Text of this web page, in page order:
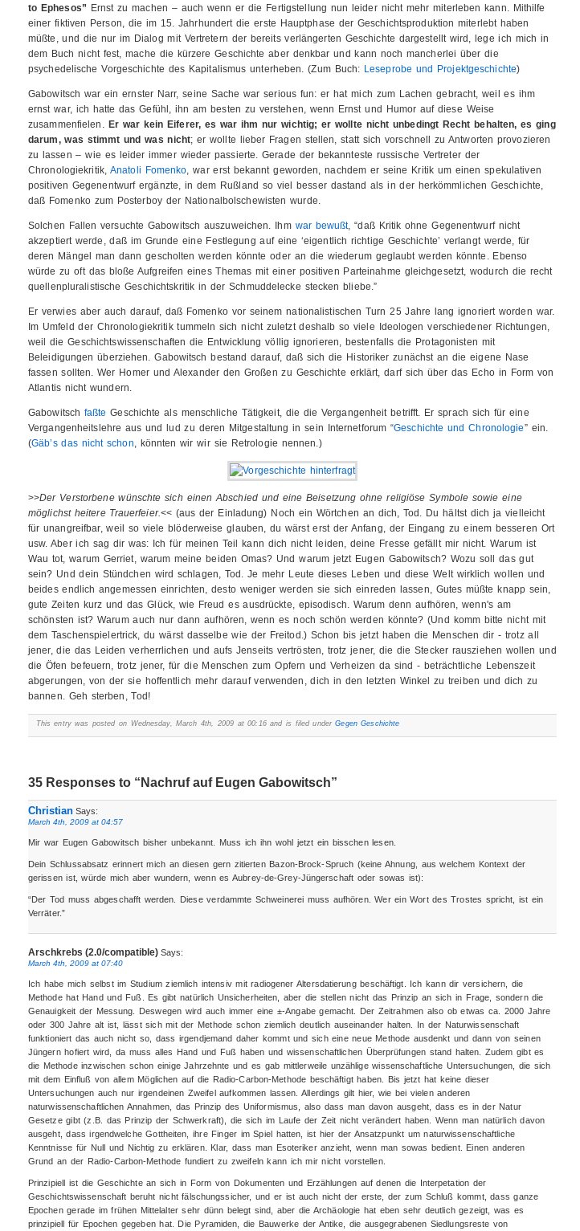
to Ephesos” Ernst zu machen – auch wenn er die Fertigstellung nun leider nicht mehr miterleben kann. Mithilfe
einer fiktiven Person, die im 15. Jahrhundert die erste Hauptphase der Geschichtsproduktion miterlebt haben
müßte, und die nur im Dialog mit Vertretern der bereits verlängerten Geschichte dargestellt wird, lege ich mich in
dem Buch nicht fest, mache die kürzere Geschichte aber denkbar und kann noch mancherlei über die
psychedelische Vorgeschichte des Kapitalismus unterheben. (Zum Buch: Leseprobe und Projektgeschichte)
Gabowitsch war ein ernster Narr, seine Sache war serious fun: er hat mich zum Lachen gebracht, weil es ihm
ernst war, ich hatte das Gefühl, ihn am besten zu verstehen, wenn Ernst und Humor auf diese Weise
zusammenfielen. Er war kein Eiferer, es war ihm nur wichtig; er wollte nicht unbedingt Recht behalten, es ging
darum, was stimmt und was nicht; er wollte lieber Fragen stellen, statt sich vorschnell zu Antworten provozieren
zu lassen – wie es leider immer wieder passierte. Gerade der bekannteste russische Vertreter der
Chronologiekritik, Anatoli Fomenko, war erst bekannt geworden, nachdem er seine Kritik um einen spekulativen
positiven Gegenentwurf ergänzte, in dem Rußland so viel besser dastand als in der herkömmlichen Geschichte,
daß Fomenko zum Posterboy der Nationalbolschewisten wurde.
Solchen Fallen versuchte Gabowitsch auszuweichen. Ihm war bewußt, “daß Kritik ohne Gegenentwurf nicht
akzeptiert werde, daß im Grunde eine Festlegung auf eine ‘eigentlich richtige Geschichte’ verlangt werde, für
deren Mängel man dann gescholten werden könnte oder an die wiederum geglaubt werden könnte. Ebenso
würde zu oft das bloße Aufgreifen eines Themas mit einer positiven Parteinahme gleichgesetzt, wodurch die recht
quellenpluralistische Geschichtskritik in der Schmuddelecke stecken bliebe.”
Er verwies aber auch darauf, daß Fomenko vor seinem nationalistischen Turn 25 Jahre lang ignoriert worden war.
Im Umfeld der Chronologiekritik tummeln sich nicht zuletzt deshalb so viele Ideologen verschiedener Richtungen,
weil die Geschichtswissenschaften die Entwicklung völlig ignorieren, bestenfalls die Protagonisten mit
Beleidigungen überziehen. Gabowitsch bestand darauf, daß sich die Historiker zunächst an die eigene Nase
fassen sollten. Wer Homer und Alexander den Großen zu Geschichte erklärt, darf sich über das Echo in Form von
Atlantis nicht wundern.
Gabowitsch faßte Geschichte als menschliche Tätigkeit, die die Vergangenheit betrifft. Er sprach sich für eine
Vergangenheitslehre aus und lud zu deren Mitgestaltung in sein Internetforum “Geschichte und Chronologie” ein.
(Gäb’s das nicht schon, könnten wir wir sie Retrologie nennen.)
>>Der Verstorbene wünschte sich einen Abschied und eine Beisetzung ohne religiöse Symbole sowie eine
möglichst heitere Trauerfeier.<< (aus der Einladung) Noch ein Wörtchen an dich, Tod. Du hältst dich ja vielleicht
für unangreifbar, weil so viele blöderweise glauben, du wärst erst der Anfang, der Eingang zu einem besseren Ort
usw. Aber ich sag dir was: Ich für meinen Teil kann dich nicht leiden, deine Fresse gefällt mir nicht. Warum ist
Wau tot, warum Gerriet, warum meine beiden Omas? Und warum jetzt Eugen Gabowitsch? Wozu soll das gut
sein? Und dein Stündchen wird schlagen, Tod. Je mehr Leute dieses Leben und diese Welt wirklich wollen und
beides endlich angemessen einrichten, desto weniger werden sie sich einreden lassen, Gutes müßte knapp sein,
gute Zeiten kurz und das Glück, wie Freud es ausdrückte, episodisch. Warum denn aufhören, wenn's am
schönsten ist? Warum auch nur dann aufhören, wenn es noch schön werden könnte? (Und komm bitte nicht mit
dem Taschenspielertrick, du wärst dasselbe wie der Freitod.) Schon bis jetzt haben die Menschen dir - trotz all
jener, die das Leiden verherrlichen und aufs Jenseits vertrösten, trotz jener, die die Stecker rausziehen wollen und
die Öfen befeuern, trotz jener, für die Menschen zum Opfern und Verheizen da sind - beträchtliche Lebenszeit
abgerungen, von der sie hoffentlich mehr darauf verwenden, dich in den letzten Winkel zu treiben und dich zu
bannen. Geh sterben, Tod!
This entry was posted on Wednesday, March 4th, 2009 at 00:16 and is filed underGegen Geschichte
35 Responses to “Nachruf auf Eugen Gabowitsch”
ChristianSays:
March 4th, 2009 at 04:57
Mir war Eugen Gabowitsch bisher unbekannt. Muss ich ihn wohl jetzt ein bisschen lesen.
Dein Schlussabsatz erinnert mich an diesen gern zitierten Bazon-Brock-Spruch (keine Ahnung, aus welchem Kontext der
gerissen ist, würde mich aber wundern, wenn es Aubrey-de-Grey-Jüngerschaft oder sowas ist):
“Der Tod muss abgeschafft werden. Diese verdammte Schweinerei muss aufhören. Wer ein Wort des Trostes spricht, ist ein
Verräter.”
Arschkrebs (2.0/compatible)Says:
March 4th, 2009 at 07:40
Ich habe mich selbst im Studium ziemlich intensiv mit radiogener Altersdatierung beschäftigt. Ich kann dir versichern, die
Methode hat Hand und Fuß. Es gibt natürlich Unsicherheiten, aber die stellen nicht das Prinzip an sich in Frage, sondern die
Genauigkeit der Messung. Deswegen wird auch immer eine ±-Angabe gemacht. Der Zeitrahmen also ob etwas ca. 2000 Jahre
oder 300 Jahre alt ist, lässt sich mit der Methode schon ziemlich deutlich auseinander halten. In der Naturwissenschaft
funktioniert das auch nicht so, dass irgendjemand daher kommt und sich eine neue Methode ausdenkt und dann von seinen
Jüngern hofiert wird, da muss alles Hand und Fuß haben und wissenschaftlichen Überprüfungen stand halten. Zudem gibt es
die Methode inzwischen schon einige Jahrzehnte und es gab mittlerweile unzählige wissenschaftliche Untersuchungen, die sich
mit dem Einfluß von allem Möglichen auf die Radio-Carbon-Methode beschäftigt haben. Bis jetzt hat keine dieser
Untersuchungen auch nur irgendeinen Zweifel aufkommen lassen. Allerdings gilt hier, wie bei vielen anderen
naturwissenschaftlichen Annahmen, das Prinzip des Uniformismus, also dass man davon ausgeht, dass es in der Natur
Gesetze gibt (z.B. das Prinzip der Schwerkraft), die sich im Laufe der Zeit nicht verändert haben. Wenn man natürlich davon
ausgeht, dass irgendwelche Gottheiten, ihre Finger im Spiel hatten, ist hier der Ansatzpunkt um naturwissenschaftliche
Kenntnisse für Null und Nichtig zu erklären. Klar, dass man Esoteriker anzieht, wenn man sowas bedient. Einen anderen
Grund an der Radio-Carbon-Methode fundiert zu zweifeln kann ich mir nicht vorstellen.
Prinzipiell ist die Geschichte an sich in Form von Dokumenten und Erzählungen auf denen die Interpetation der
Geschichtswissenschaft beruht nicht fälschungssicher, und er ist auch nicht der erste, der zum Schluß kommt, dass ganze
Epochen gerade im frühen Mittelalter sehr dünn belegt sind, aber die Archäologie hat eben sehr deutlich gezeigt, was es
prinzipiell für Epochen gegeben hat. Die Pyramiden, die Bauwerke der Antike, die ausgegrabenen Siedlungsreste von